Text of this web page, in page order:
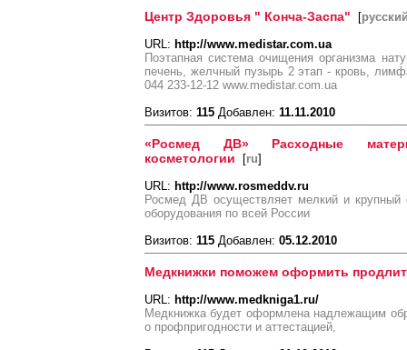
Центр Здоровья " Конча-Заспа" [
URL: http://www.medistar.com.ua
Поэтапная система очищения организма
печень, желчный пузырь 2 этап - кровь,
044 233-12-12 www.medistar.com.ua
Визитов: 115 Добавлен: 11.11.2010
«Росмед ДВ» Расходные
косметологии [ru]
URL: http://www.rosmeddv.ru
Росмед ДВ осуществляет мелкий и крупный
оборудования по всей России
Визитов: 115 Добавлен: 05.12.2010
Медкнижки поможем оформить
URL: http://www.medkniga1.ru/
Медкнижка будет оформлена надлежащим
о профпригодности и аттестацией,